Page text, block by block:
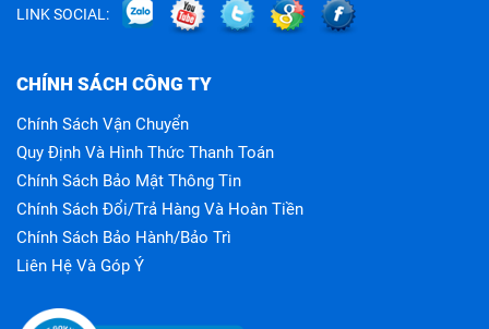
LINK SOCIAL:
CHÍNH SÁCH CÔNG TY
Chính Sách Vận Chuyển
Quy Định Và Hình Thức Thanh Toán
Chính Sách Bảo Mật Thông Tin
Chính Sách Đổi/trả Hàng Và Hoàn Tiền
Chính Sách Bảo Hành/bảo Trì
Liên Hệ Và Góp Ý